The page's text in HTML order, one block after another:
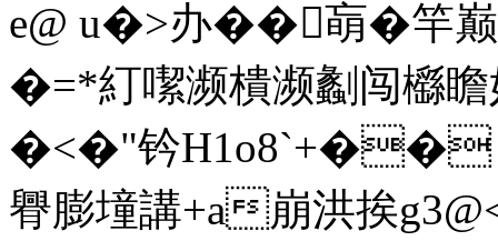
e@ u�>办��朚�竿
�=*糽噄濒樻濒劙闯櫾
�<�"钤H1o8`+��
臖膨墥講+a崩洪挨